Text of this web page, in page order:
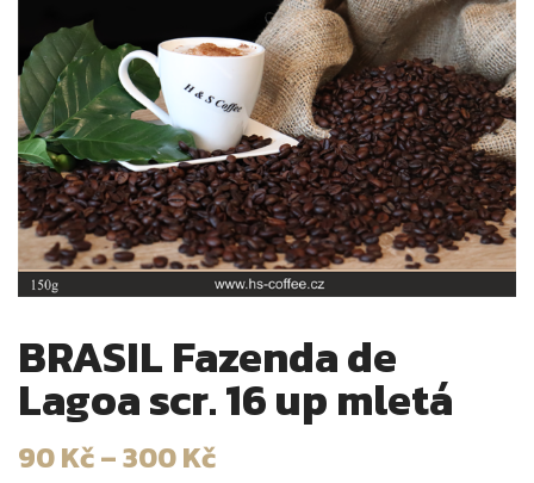
BRASIL Fazenda de
Lagoa scr. 16 up mletá
90Kč–300Kč